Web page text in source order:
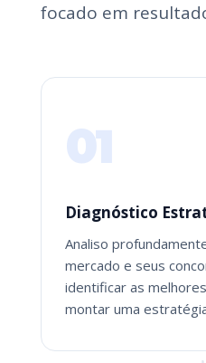
focado em
01
Diagnóstico
Analiso
mercado e seus
identificar as
montar uma